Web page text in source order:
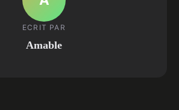
ECRIT PAR
Amable